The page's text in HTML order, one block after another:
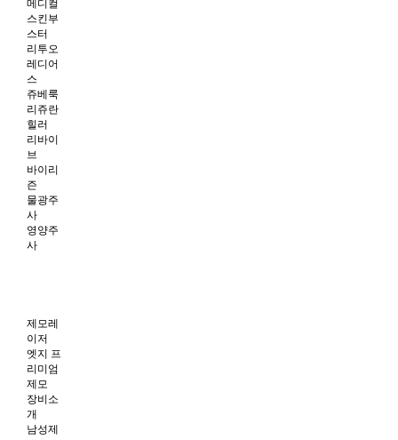
메디컬
스킨부
스터
리투오
레디어
스
쥬베룩
리쥬란
힐러
리바이
브
바이리
즌
물광주
사
영양주
사
제모레
이저
엣지 프
리미엄
제모
장비소
개
남성제